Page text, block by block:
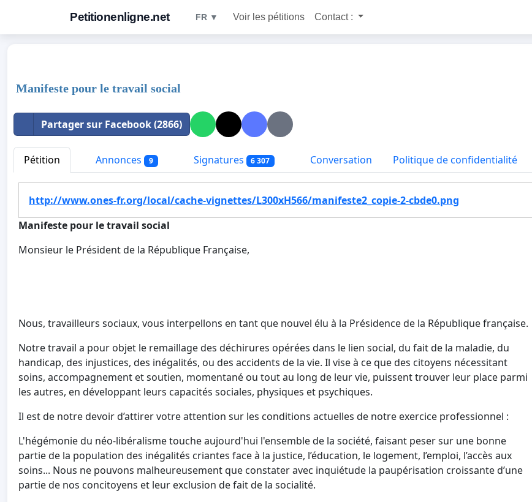
Petitionenligne.net FR ▼ Voir les pétitions Contact :
Manifeste pour le travail social
Partager sur Facebook (2866)
Pétition Annonces 9 Signatures 6 307 Conversation Politique de confidentialité
http://www.ones-fr.org/local/cache-vignettes/L300xH566/manifeste2_copie-2-cbde0.png
Manifeste pour le travail social
Monsieur le Président de la République Française,
Nous, travailleurs sociaux, vous interpellons en tant que nouvel élu à la Présidence de la République française.
Notre travail a pour objet le remaillage des déchirures opérées dans le lien social, du fait de la maladie, du
handicap, des injustices, des inégalités, ou des accidents de la vie. Il vise à ce que des citoyens nécessitant
soins, accompagnement et soutien, momentané ou tout au long de leur vie, puissent trouver leur place parmi
les autres, en développant leurs capacités sociales, physiques et psychiques.
Il est de notre devoir d’attirer votre attention sur les conditions actuelles de notre exercice professionnel :
L'hégémonie du néo-libéralisme touche aujourd'hui l'ensemble de la société, faisant peser sur une bonne
partie de la population des inégalités criantes face à la justice, l’éducation, le logement, l’emploi, l’accès aux
soins... Nous ne pouvons malheureusement que constater avec inquiétude la paupérisation croissante d’une
partie de nos concitoyens et leur exclusion de fait de la socialité.